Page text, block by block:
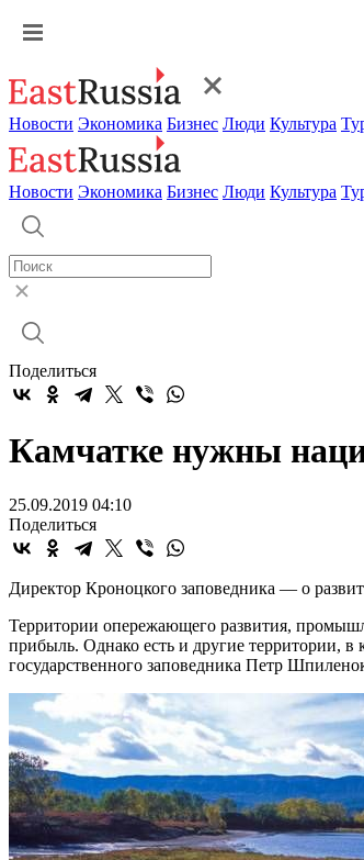
Новости Экономика Бизнес Люди Культура
Новости Экономика Бизнес Люди Культура
Поделиться
Камчатке нужны
25.09.2019 04:10
Поделиться
Директор Кроноцкого заповедника — о
Территории опережающего развития,
прибыль. Однако есть и другие территории,
государственного заповедника Петр